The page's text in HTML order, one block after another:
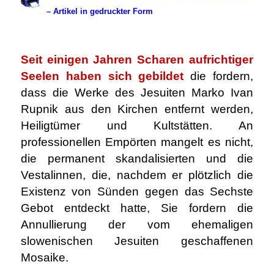
– Artikel in gedruckter Form
Seit einigen Jahren Scharen aufrichtiger
Seelen haben sich gebildet die fordern,
dass die Werke des Jesuiten Marko Ivan
Rupnik aus den Kirchen entfernt werden,
Heiligtümer und Kultstätten. An
professionellen Empörten mangelt es nicht,
die permanent skandalisierten und die
Vestalinnen, die, nachdem er plötzlich die
Existenz von Sünden gegen das Sechste
Gebot entdeckt hatte, Sie fordern die
Annullierung der vom ehemaligen
slowenischen Jesuiten geschaffenen
Mosaike.